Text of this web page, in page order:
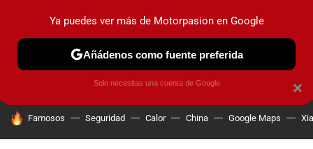
PRUEBAS COCHES ELÉCTRICOS OBSERVATORIO
HOY SE HABLA DE
Famosos Seguridad Calor China Google Maps
×
Ya puedes ver más de Motorpasion en Google
Añádenos como fuente preferida
Solo necesitas una cuenta de Google